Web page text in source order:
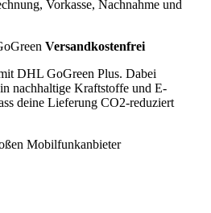
Vorkasse, Nachnahme und
Versandkostenfrei
DHL GoGreen Plus. Dabei
nachhaltige Kraftstoffe und E-
deine Lieferung CO2-reduziert
Mobilfunkanbieter